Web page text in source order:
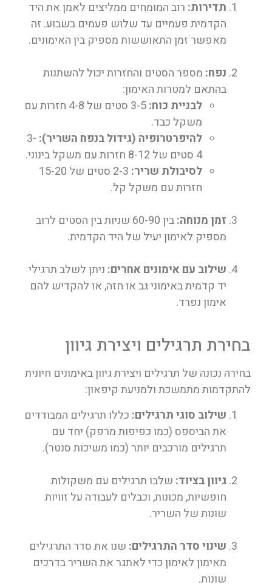
תדירות: רוב המומחים ממליצים לאמן את היד
הקדמית פעמיים עד שלוש פעמים בשבוע. זה
מאפשר זמן התאוששות מספיק בין האימונים.
נפח: מספר הסטים והחזרות יכול להשתנות
בהתאם למטרות האימון:
לבניית כוח:
3-5 סטים של 4-8 חזרות עם
משקל כבד.
להיפרטרופיה (גידול בנפח השריר): 3-
4 סטים של 8-12 חזרות עם משקל בינוני.
לסיבולת שריר:
2-3 סטים של 15-20
חזרות עם משקל קל.
זמן מנוחה:
בין 60-90 שניות בין הסטים לרוב
מספיק לאימון יעיל של היד הקדמית.
שילוב עם אימונים אחרים: ניתן לשלב תרגילי
יד קדמית באימוני גב או חזה, או להקדיש להם
אימון נפרד.
בחירת תרגילים ויצירת גיוון
בחירה נכונה של תרגילים ויצירת גיוון באימונים חיונית
להתקדמות מתמשכת ולמניעת קיפאון:
שילוב סוגי תרגילים: כללו תרגילים המבודדים
את הביספס (כמו כפיפות מרפק) יחד עם
תרגילים מורכבים יותר (כמו משיכות סנטר).
גיוון בציוד: שלבו תרגילים עם משקולות
חופשיות, מכונות, וכבלים לעבודה על זוויות
שונות של השריר.
שינוי סדר התרגילים: שנו את סדר התרגילים
מאימון לאימון כדי לאתגר את השריר בדרכים
שונות.